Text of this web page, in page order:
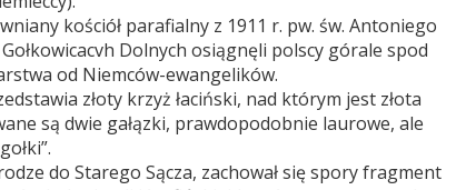
kościół parafialny z 1911 r. pw. św. Antoniego
Dolnych osiągnęli polscy górale spod
od Niemców-ewangelików.
złoty krzyż łaciński, nad którym jest złota
są dwie gałązki, prawdopodobnie laurowe, ale
do Starego Sącza, zachował się spory fragment